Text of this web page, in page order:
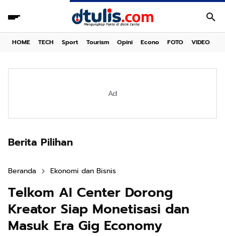
HOME TECH Sport Tourism Opini Econo FOTO VIDEO
Ad
Berita Pilihan
Beranda Ekonomi dan Bisnis
Telkom AI Center Dorong
Kreator Siap Monetisasi dan
Masuk Era Gig Economy